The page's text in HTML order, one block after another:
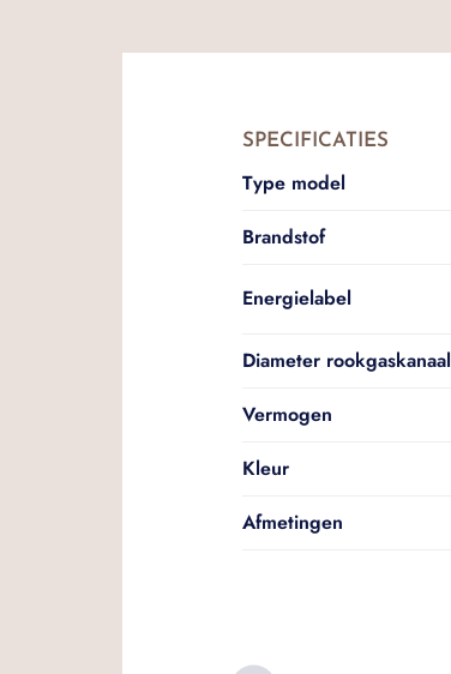
SPECIFICATIES
Type model
Brandstof
Energielabel
Diameter rookgaskanaal
Vermogen
Kleur
Afmetingen